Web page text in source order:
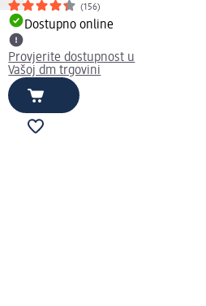
(156)
Dostupno online
Provjerite dostupnost u
Vašoj dm trgovini